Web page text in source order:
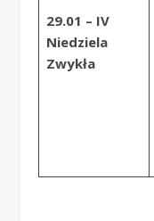
29.01 – IV
Niedziela
Zwykła